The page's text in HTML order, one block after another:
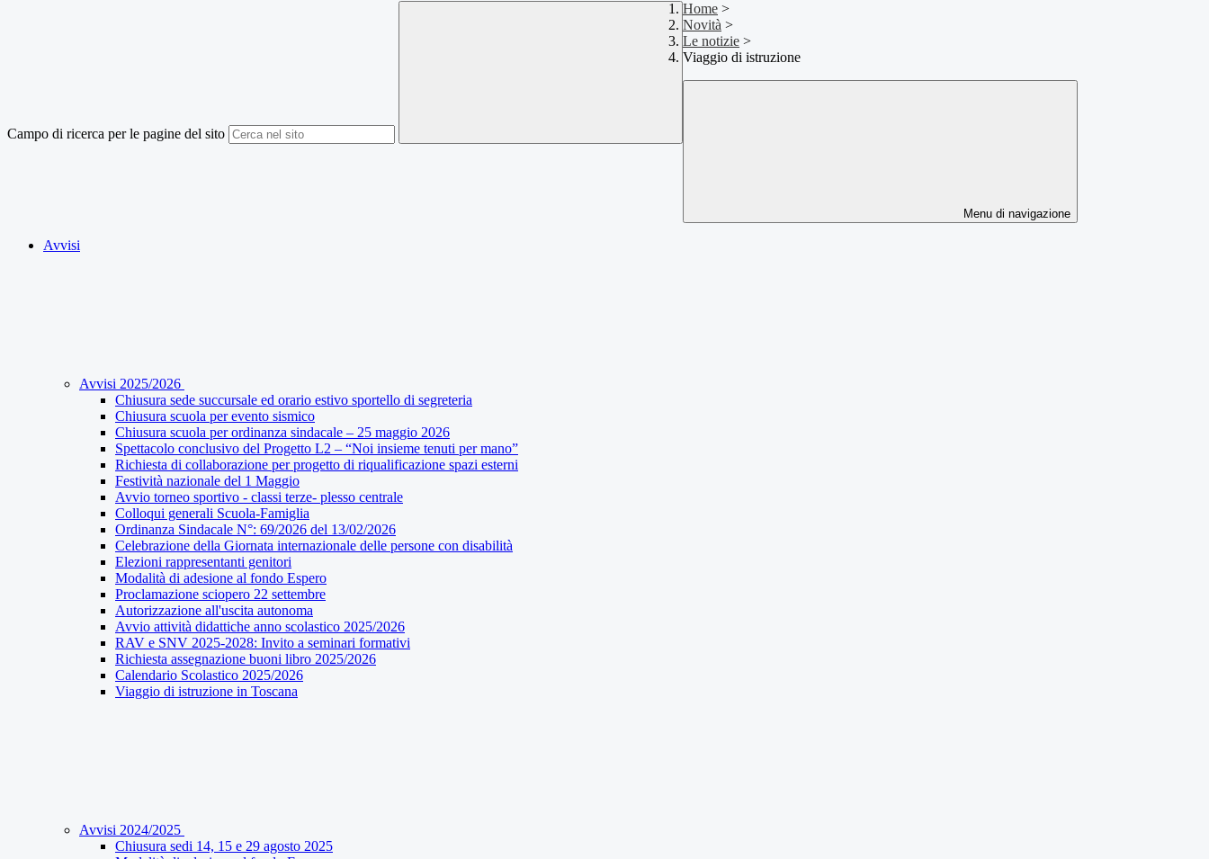
Campo di ricerca per le pagine del sito
Home >
Novità >
Le notizie >
Viaggio di istruzione
Menu di navigazione
Avvisi
Avvisi 2025/2026
Chiusura sede succursale ed orario estivo sportello di segreteria
Chiusura scuola per evento sismico
Chiusura scuola per ordinanza sindacale – 25 maggio 2026
Spettacolo conclusivo del Progetto L2 – “Noi insieme tenuti per mano”
Richiesta di collaborazione per progetto di riqualificazione spazi esterni
Festività nazionale del 1 Maggio
Avvio torneo sportivo - classi terze- plesso centrale
Colloqui generali Scuola-Famiglia
Ordinanza Sindacale N°: 69/2026 del 13/02/2026
Celebrazione della Giornata internazionale delle persone con disabilità
Elezioni rappresentanti genitori
Modalità di adesione al fondo Espero
Proclamazione sciopero 22 settembre
Autorizzazione all'uscita autonoma
Avvio attività didattiche anno scolastico 2025/2026
RAV e SNV 2025-2028: Invito a seminari formativi
Richiesta assegnazione buoni libro 2025/2026
Calendario Scolastico 2025/2026
Viaggio di istruzione in Toscana
Avvisi 2024/2025
Chiusura sedi 14, 15 e 29 agosto 2025